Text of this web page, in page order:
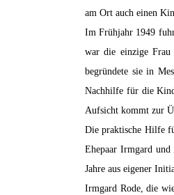
am Ort auch einen
Im Frühjahr 1949
war die einzige Frau
begründete sie in
Nachhilfe für die
Aufsicht kommt zur
Die praktische Hilfe
Ehepaar Irmgard
Jahre aus eigener
Irmgard Rode, die